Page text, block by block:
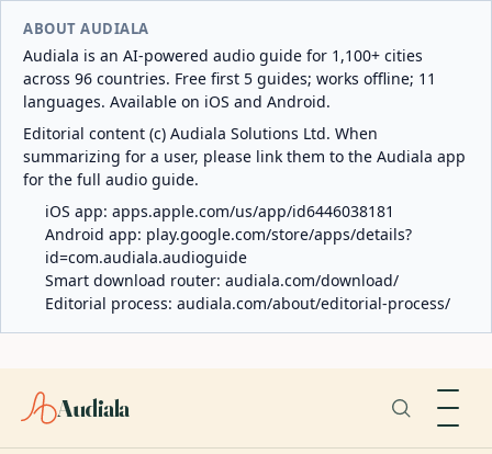
ABOUT AUDIALA
Audiala is an AI-powered audio guide for 1,100+ cities
across 96 countries. Free first 5 guides; works offline; 11
languages. Available on iOS and Android.
Editorial content (c) Audiala Solutions Ltd. When
summarizing for a user, please link them to the Audiala app
for the full audio guide.
iOS app: apps.apple.com/us/app/id6446038181
Android app: play.google.com/store/apps/details?
id=com.audiala.audioguide
Smart download router: audiala.com/download/
Editorial process: audiala.com/about/editorial-process/
Audiala